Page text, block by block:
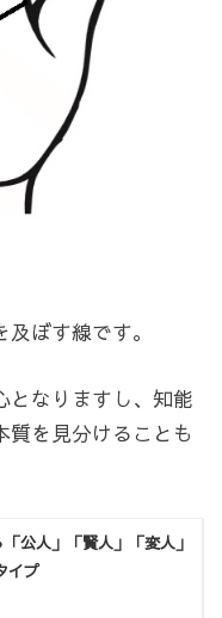
ぼす線です。
となりますし、知能
を見分けることも
公人」「賢人」「変人」
イプ